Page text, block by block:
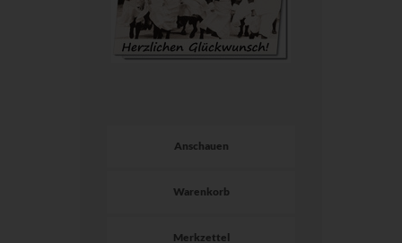
Anschauen
Warenkorb
Merkzettel